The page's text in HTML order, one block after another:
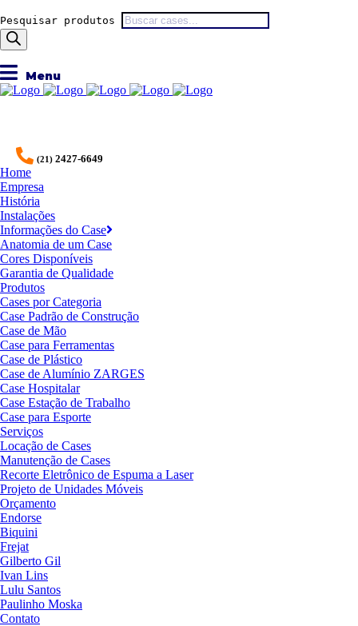
Pesquisar produtos
(21) 2427-6649
Home
Empresa
História
Instalações
Informações do Case
Anatomia de um Case
Cores Disponíveis
Garantia de Qualidade
Produtos
Cases por Categoria
Case Padrão de Construção
Case de Mão
Case para Ferramentas
Case de Plástico
Case de Alumínio ZARGES
Case Hospitalar
Case Estação de Trabalho
Case para Esporte
Serviços
Locação de Cases
Manutenção de Cases
Recorte Eletrônico de Espuma a Laser
Projeto de Unidades Móveis
Orçamento
Endorse
Biquini
Frejat
Gilberto Gil
Ivan Lins
Lulu Santos
Paulinho Moska
Contato